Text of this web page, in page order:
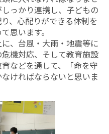
っかり連携し、子どもの
、心配りができる体制を
思います。
、台風・大雨・地震等に
機対応、そして教育施設
などを通して、「命を守
ければならないと思いま